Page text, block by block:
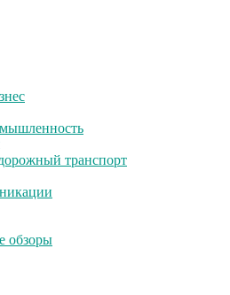
транспорт
обзоры